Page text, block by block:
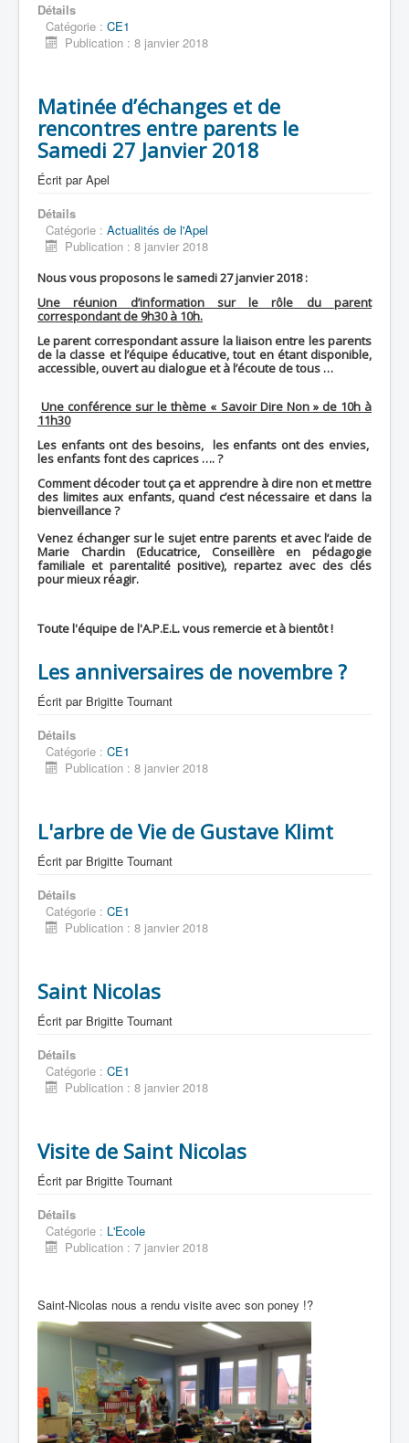
Détails
Catégorie : CE1
Publication : 8 janvier 2018
Matinée d’échanges et de
rencontres entre parents le
Samedi 27 Janvier 2018
Écrit parApel
Détails
Catégorie : Actualités de l'Apel
Publication : 8 janvier 2018
Nous vous proposons le samedi 27 janvier 2018 :
Une réunion d’information sur le rôle du parent
correspondant de 9h30 à 10h.
Le parent correspondant assure la liaison entre les parents
de la classe et l’équipe éducative, tout en étant disponible,
accessible, ouvert au dialogue et à l’écoute de tous …
Une conférence sur le thème « Savoir Dire Non » de 10h à
11h30
Les enfants ont des besoins, les enfants ont des envies,
les enfants font des caprices …. ?
Comment décoder tout ça et apprendre à dire non et mettre
des limites aux enfants, quand c’est nécessaire et dans la
bienveillance ?
Venez échanger sur le sujet entre parents et avec l’aide de
Marie Chardin (Educatrice, Conseillère en pédagogie
familiale et parentalité positive), repartez avec des clés
pour mieux réagir.
Toute l'équipe de l'A.P.E.L. vous remercie et à bientôt !
Les anniversaires de novembre ?
Écrit par Brigitte Tournant
Détails
Catégorie : CE1
Publication : 8 janvier 2018
L'arbre de Vie de Gustave Klimt
Écrit par Brigitte Tournant
Détails
Catégorie : CE1
Publication : 8 janvier 2018
Saint Nicolas
Écrit par Brigitte Tournant
Détails
Catégorie : CE1
Publication : 8 janvier 2018
Visite de Saint Nicolas
Écrit par Brigitte Tournant
Détails
Catégorie : L'Ecole
Publication : 7 janvier 2018
Saint-Nicolas nous a rendu visite avec son poney !?